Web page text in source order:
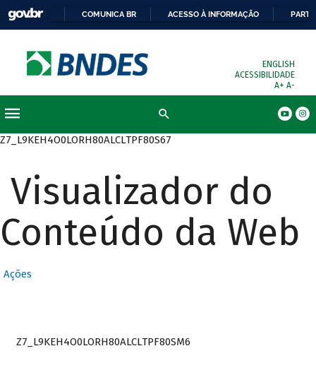
COMUNICA BR ACESSO À INFORMAÇÃO
ENGLISH
ACESSIBILIDADE
A+ A-
Z7_L9KEH4O0LORH80ALCLTPF80S67
Visualizador do
Conteúdo da Web
Ações
Z7_L9KEH4O0LORH80ALCLTPF80SM6